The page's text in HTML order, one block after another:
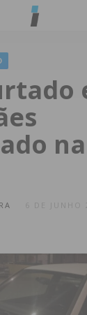
na